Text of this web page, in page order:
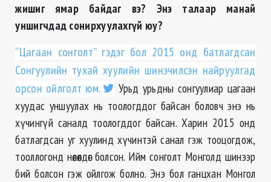
жишиг ямар байдаг вэ? Энэ талаар манай
уншигчдад сонирхуулахгүй юу?
“Цагаан сонголт” гэдэг бол 2015 онд батлагдсан
Сонгуулийн тухай хуулийн шинэчилсэн найруулгад
орсон ойлголт юм.
Урьд урьдны сонгуулиар цагаан
хуудас уншуулах нь тоологддог байсан боловч энэ нь
хүчингүй саналд тоологддог байсан. Харин 2015 онд
батлагдсан уг хуулинд хүчинтэй санал гэж тооцогдож,
тооллогонд нөлөөлдөг болсон. Ийм сонголт Монголд шинээр
бий болсон гэж ойлгож болно. Энэ бол ганцхан Монгол